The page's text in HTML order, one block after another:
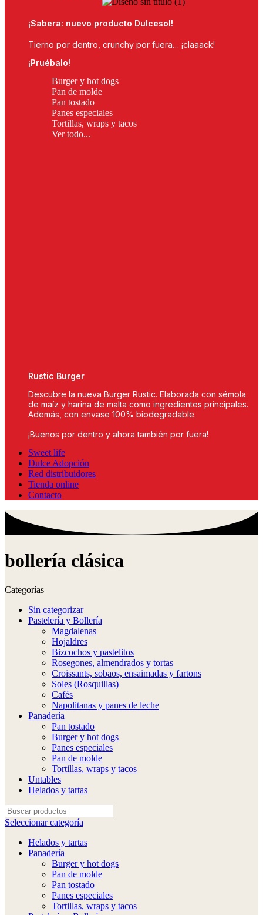
¡Sabera: nuevo producto Dulcesol!
Tierno por dentro, crunchy por fuera… ¡claaack!
¡Pruébalo!
Burger y hot dogs
Pan de molde
Pan tostado
Panes especiales
Tortillas, wraps y tacos
Ver todo...
Rustic Burger
Descubre la nueva Burger Rustic. Elaborada con sémola
de maíz y harina de malta como ingredientes principales.
Además, con envase 100% biodegradable.
¡Buenos por dentro y ahora también por fuera!
Sweet life
Dulce Adopción
Red distribuidores
Tienda online
Contacto
bollería clásica
Categorías
Sin categorizar
Pastelería y Bollería
Magdalenas
Hojaldres
Bizcochos y pastelitos
Rosegones, almendrados y tortas
Croissants, sobaos, ensaimadas y fartons
Soles (Rosquillas)
Cafés
Napolitanas y panes de leche
Panadería
Pan tostado
Burger y hot dogs
Panes especiales
Pan de molde
Tortillas, wraps y tacos
Untables
Helados y tartas
Seleccionar categoría
Helados y tartas
Panadería
Burger y hot dogs
Pan de molde
Pan tostado
Panes especiales
Tortillas, wraps y tacos